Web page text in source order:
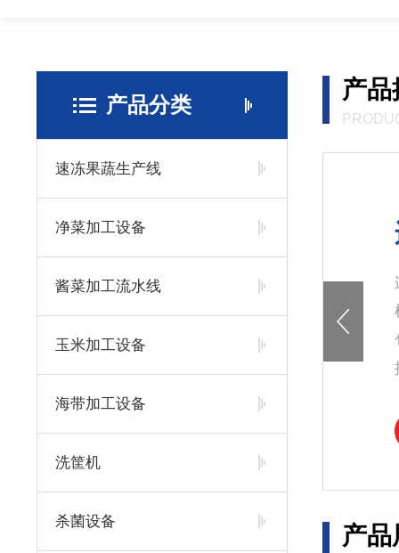
产品分类
速冻果蔬生产线
净菜加工设备
酱菜加工流水线
玉米加工设备
海带加工设备
洗筐机
杀菌设备
产品
丝加工设备
工设备：海带加工需要用到的设备有海带脱盐
、海带漂烫机、冷却机、分切机、调味机、真空
等设备。海带加工设备(机械)每台设备之间的连
产品